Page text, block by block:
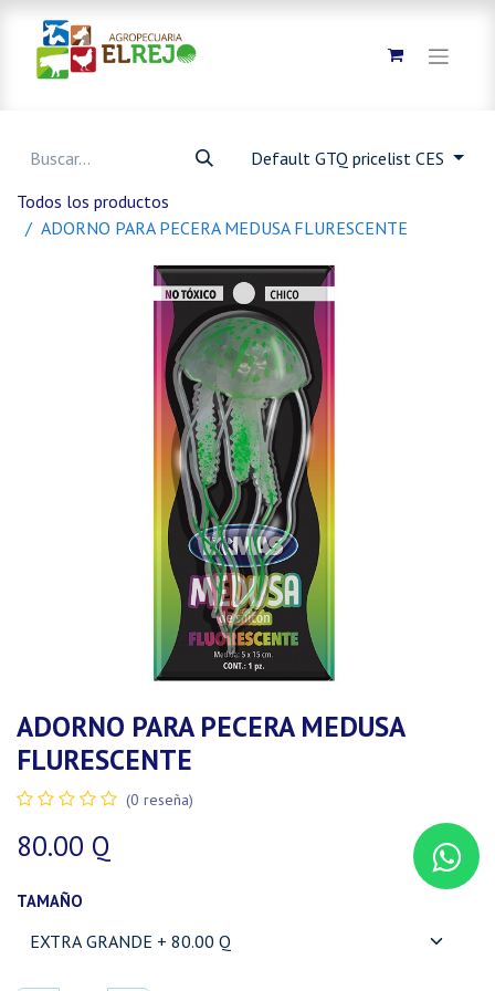
Default GTQ pricelist CES
Todos los productos
ADORNO PARA PECERA MEDUSA FLURESCENTE
ADORNO PARA PECERA MEDUSA
FLURESCENTE
(0 reseña)
80.00 Q
TAMAÑO